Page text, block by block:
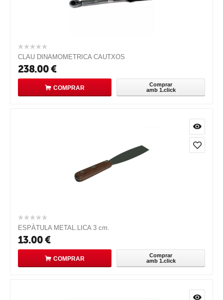
CLAU DINAMOMETRICA CAUTXOS
238.00€
COMPRAR
Comprar
amb 1.click
ESPÀTULA METAL.LICA 3 cm.
13.00€
COMPRAR
Comprar
amb 1.click